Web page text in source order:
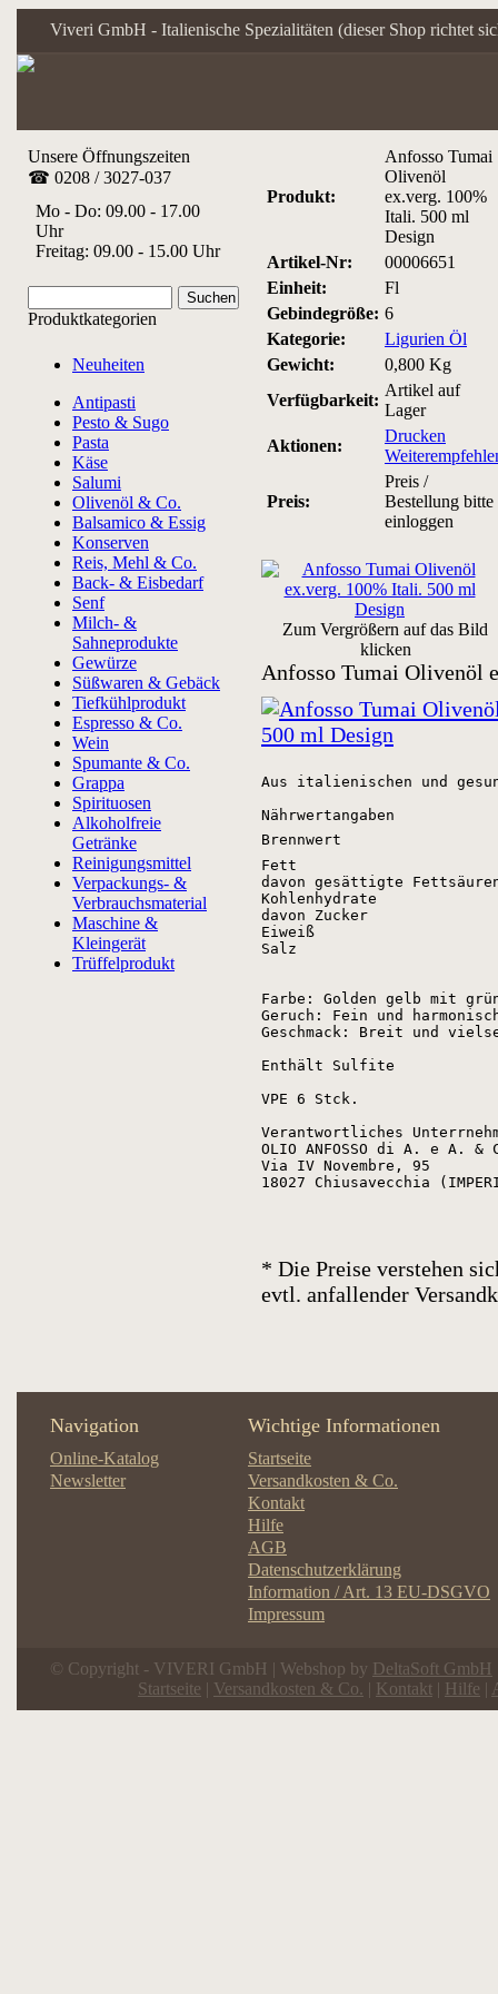
Viveri GmbH - Italienische Spezialitäten (dieser Shop richtet
Unsere Öffnungszeiten
☎ 0208 / 3027-037
Mo - Do: 09.00 - 17.00
Uhr
Freitag: 09.00 - 15.00 Uhr
Produktkategorien
Neuheiten
Antipasti
Pesto & Sugo
Pasta
Käse
Salumi
Olivenöl & Co.
Balsamico & Essig
Konserven
Reis, Mehl & Co.
Back- & Eisbedarf
Senf
Milch- &
Sahneprodukte
Gewürze
Süßwaren & Gebäck
Tiefkühlprodukt
Espresso & Co.
Wein
Spumante & Co.
Grappa
Spirituosen
Alkoholfreie
Getränke
Reinigungsmittel
Verpackungs- &
Verbrauchsmaterial
Maschine &
Kleingerät
Trüffelprodukt
Produkt:
Anfosso Tumai
Olivenöl
ex.verg. 100%
Itali. 500 ml
Design
Artikel-Nr:
00006651
Einheit:
Fl
Gebindegröße: 6
Kategorie:
Ligurien Öl
Gewicht:
0,800 Kg
Verfügbarkeit:
Artikel auf
Lager
Aktionen:
Drucken
Preis:
Preis /
Bestellung bitte
einloggen
Zum Vergrößern auf das Bild
klicken
Anfosso Tumai Olivenöl
Aus italienischen und
Nährwertangaben
Brennwert
Fett
davon gesättigte
Kohlenhydrate
davon Zucker
Eiweiß
Salz
Farbe: Golden gelb mit
Geruch: Fein und
Geschmack: Breit und
Enthält Sulfite
VPE 6 Stck.
Verantwortliches
OLIO ANFOSSO di A. e A.
Via IV Novembre, 95
* Die Preise verstehen
evtl. anfallender
Navigation
Online-Katalog
Newsletter
Wichtige Informationen
Startseite
Versandkosten & Co.
Kontakt
Hilfe
AGB
Datenschutzerklärung
Information / Art. 13 EU-DSGVO
Impressum
© Copyright - VIVERI GmbH | Webshop by DeltaSoft GmbH
Startseite | Versandkosten & Co. | Kontakt | Hilfe |